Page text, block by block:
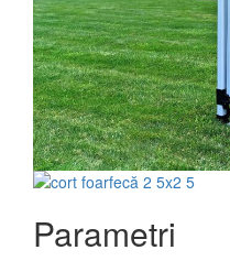
Parametri